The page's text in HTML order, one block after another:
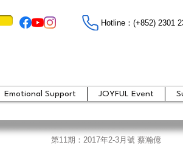
Hotline：​​(+852) 2301
Emotional Support JOYFUL Event
第11期： 2017年2-3月號 蔡瀚億